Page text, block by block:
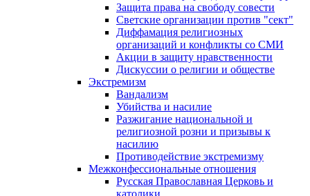
Защита права на свободу совести
Светские организации против "сект"
Диффамация религиозных
организаций и конфликты со СМИ
Акции в защиту нравственности
Дискуссии о религии и обществе
Экстремизм
Вандализм
Убийства и насилие
Разжигание национальной и
религиозной розни и призывы к
насилию
Противодействие экстремизму
Межконфессиональные отношения
Русская Православная Церковь и
католики